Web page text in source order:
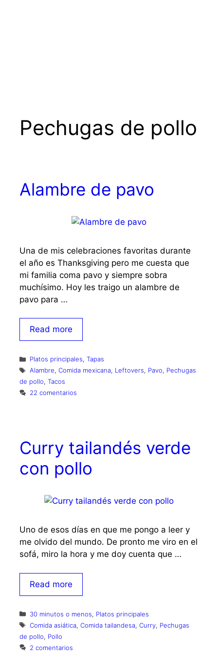
Pechugas de pollo
Alambre de pavo
Una de mis celebraciones favoritas durante
el año es Thanksgiving pero me cuesta que
mi familia coma pavo y siempre sobra
muchísimo. Hoy les traigo un alambre de
pavo para …
Read more
Categorías
Platos principales, Tapas
Etiquetas
Alambre, Comida mexicana, Leftovers, Pavo, Pechugas
de pollo, Tacos
22 comentarios
Curry tailandés verde
con pollo
Uno de esos días en que me pongo a leer y
me olvido del mundo. De pronto me viro en el
sofá, miro la hora y me doy cuenta que …
Read more
Categorías
30 minutos o menos, Platos principales
Etiquetas
Comida asiática, Comida tailandesa, Curry, Pechugas
de pollo, Pollo
2 comentarios